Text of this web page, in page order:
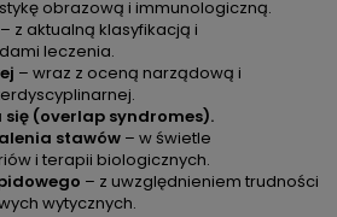
obrazową i immunologiczną.
– z aktualną klasyfikacją i
leczenia.
– wraz z oceną narządową i
(overlap syndromes).
stawów – w świetle
i terapii biologicznych.
– z uwzględnieniem trudności
wytycznych.